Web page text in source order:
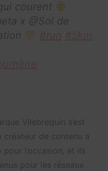
courent
x @Sol de
Vilebrequin s’est
créateur de contenu a
l’occasion, et ils
pour les réseaux